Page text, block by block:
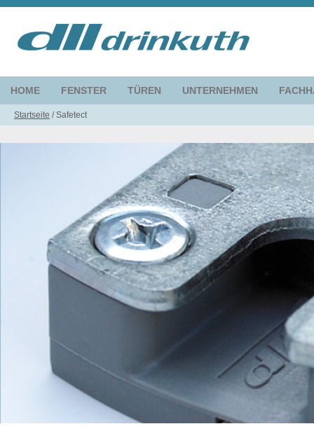
HOME FENSTER TÜREN UNTERNEHMEN
Startseite /Safetect